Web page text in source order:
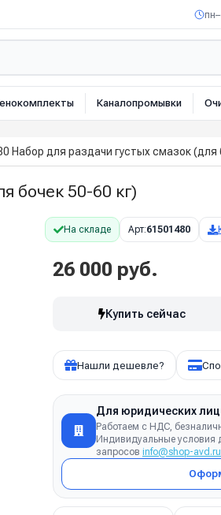
Каналопромывки
Набор для раздачи густых смазок (для
бочек 50-60 кг)
На складе Арт:61501480
26 000 руб.
Купить сейчас
Нашли дешевле?
Для юридических лиц
Работаем с НДС,
Индивидуальные условия
запросов info@shop-avd.ru